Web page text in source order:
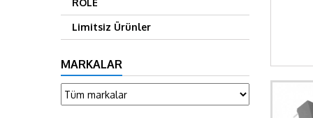
RÖLE
Limitsiz Ürünler
MARKALAR